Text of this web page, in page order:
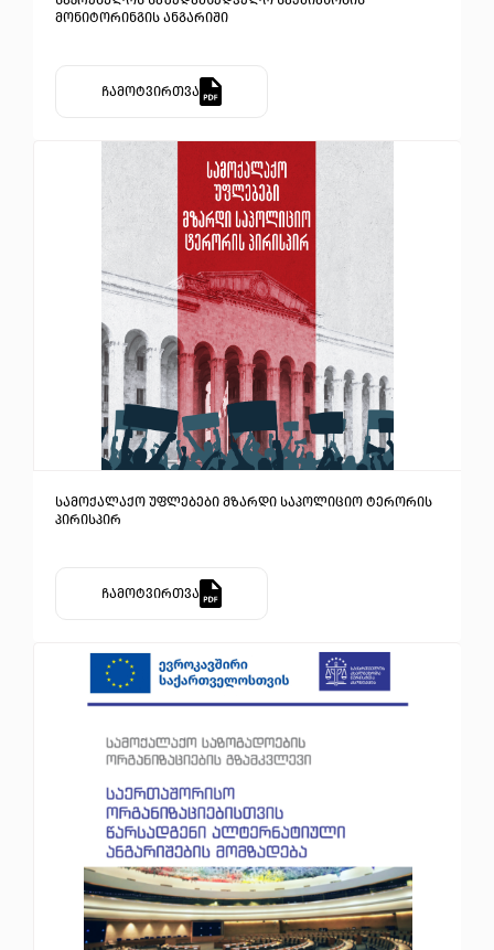
მონიტორინგის ანგარიში
ჩამოტვირთვა
სამოქალაქო უფლებები მზარდი საპოლიციო ტერორის
პირისპირ
ჩამოტვირთვა